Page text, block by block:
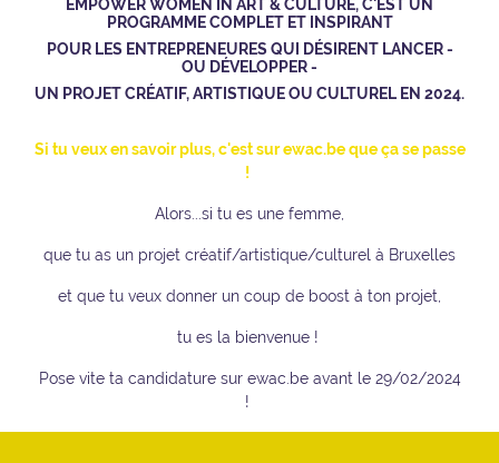
EMPOWER WOMEN IN ART & CULTURE, C'EST UN
PROGRAMME COMPLET ET INSPIRANT
POUR LES ENTREPRENEURES QUI DÉSIRENT LANCER -
OU DÉVELOPPER -
U​N PROJET CRÉATIF, ARTISTIQUE​ OU CULTUREL EN 2024.
Si tu veux en savoir plus, c'est surewac.beque ça se passe
!
Alors...si tu es une femme,
que tu as un projet créatif/artistique/culturel à Bruxelles
et que tu veux donner un coup de boost à ton projet,
tu es la bienvenue !
Pose vite ta candidature sur ewac.be avant le 29/02/2024
!